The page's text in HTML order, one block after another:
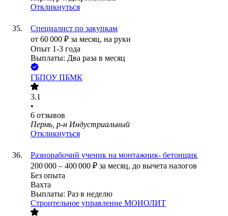
Откликнуться
Специалист по закупкам
от 60 000 ₽ за месяц, на руки
Опыт 1-3 года
Выплаты: Два раза в месяц
ГБПОУ ПБМК
3.1
•
6 отзывов
Пермь, р-н Индустриальный
Откликнуться
Разнорабочий ученик на монтажник- бетонщик
200 000 – 400 000 ₽ за месяц, до вычета налогов
Без опыта
Вахта
Выплаты: Раз в неделю
Строительное управление МОНОЛИТ